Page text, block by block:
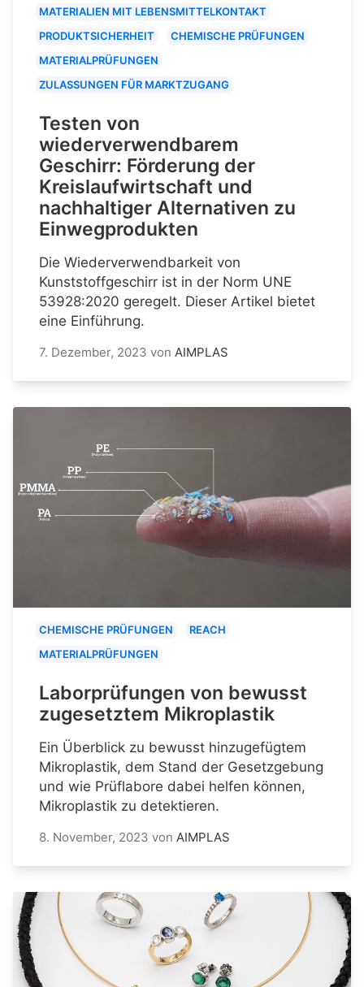
MATERIALIEN MIT LEBENSMITTELKONTAKT
PRODUKTSICHERHEIT
CHEMISCHE PRÜFUNGEN
MATERIALPRÜFUNGEN
ZULASSUNGEN FÜR MARKTZUGANG
Testen von
wiederverwendbarem
Geschirr: Förderung der
Kreislaufwirtschaft und
nachhaltiger Alternativen zu
Einwegprodukten
Die Wiederverwendbarkeit von
Kunststoffgeschirr ist in der Norm UNE
53928:2020 geregelt. Dieser Artikel bietet
eine Einführung.
7. Dezember, 2023 von AIMPLAS
CHEMISCHE PRÜFUNGEN
REACH
MATERIALPRÜFUNGEN
Laborprüfungen von bewusst
zugesetztem Mikroplastik
Ein Überblick zu bewusst hinzugefügtem
Mikroplastik, dem Stand der Gesetzgebung
und wie Prüflabore dabei helfen können,
Mikroplastik zu detektieren.
8. November, 2023 von AIMPLAS